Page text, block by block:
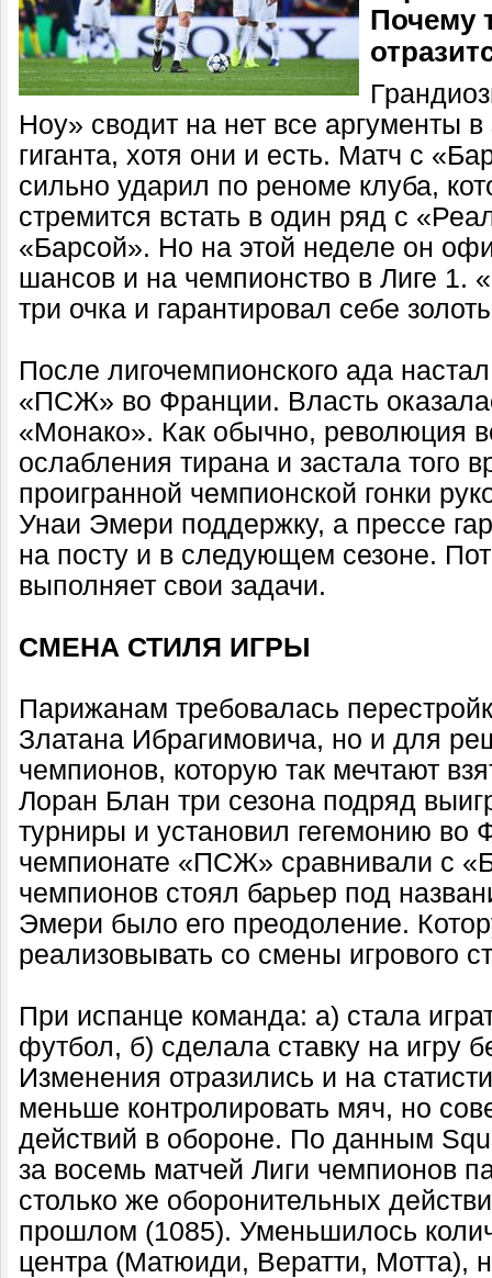
Почему
Ноу» сводит на нет все аргументы
гиганта, хотя они и есть. Матч с
сильно ударил по реноме клуба,
стремится встать в один ряд с
«Барсой». Но на этой неделе он
шансов и на чемпионство в Лиге 1.
три очка и гарантировал себе
После лигочемпионского ада
«ПСЖ» во Франции. Власть
«Монако». Как обычно, революция
ослабления тирана и застала того
проигранной чемпионской гонки
Унаи Эмери поддержку, а прессе
на посту и в следующем сезоне.
выполняет свои задачи.
СМЕНА СТИЛЯ ИГРЫ
Парижанам требовалась
Златана Ибрагимовича, но и для
чемпионов, которую так мечтают
Лоран Блан три сезона подряд
турниры и установил гегемонию во
чемпионате «ПСЖ» сравнивали с
чемпионов стоял барьер под
Эмери было его преодоление.
реализовывать со смены игрового
При испанце команда: а) стала
футбол, б) сделала ставку на игру
Изменения отразились и на
меньше контролировать мяч, но
действий в обороне. По данным
за восемь матчей Лиги чемпионов
столько же оборонительных
прошлом (1085). Уменьшилось
центра (Матюиди, Вератти, Мотта),